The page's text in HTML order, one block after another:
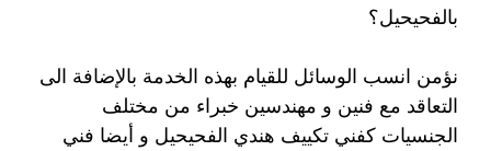
بالفحيحيل؟
نؤمن انسب الوسائل للقيام بهذه الخدمة بالإضافة الى
التعاقد مع فنين و مهندسين خبراء من مختلف
الجنسيات كفني تكييف هندي الفحيحيل و أيضا فني